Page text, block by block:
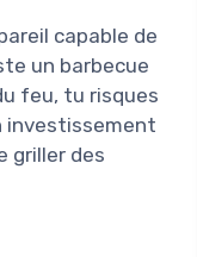
capable de
un barbecue
feu, tu risques
investissement
griller des